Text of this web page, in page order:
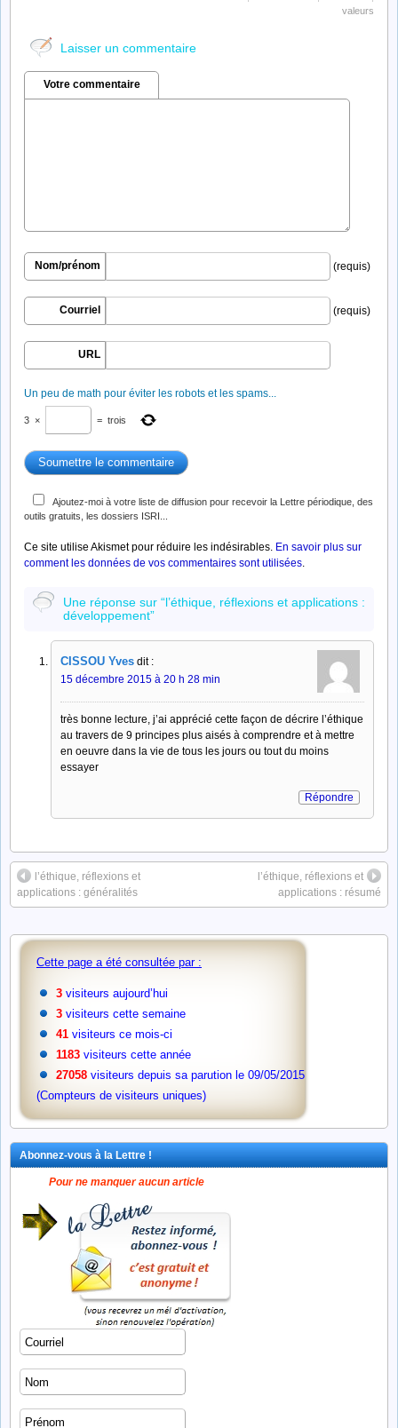
valeurs
Laisser un commentaire
Votre commentaire
Nom/prénom (requis)
Courriel (requis)
URL
Un peu de math pour éviter les robots et les spams...
3 × = trois
Ajoutez-moi à votre liste de diffusion pour recevoir la Lettre périodique, des
outils gratuits, les dossiers ISRI...
Ce site utilise Akismet pour réduire les indésirables. En savoir plus sur
comment les données de vos commentaires sont utilisées
Une réponse sur “l’éthique, réflexions et applications :
développement”
CISSOU Yves dit :
15 décembre 2015 à 20 h 28 min
très bonne lecture, j’ai apprécié cette façon de décrire l’éthique
au travers de 9 principes plus aisés à comprendre et à mettre
en oeuvre dans la vie de tous les jours ou tout du moins
essayer
Répondre
l’éthique, réflexions et
applications : généralités
l’éthique, réflexions et
applications : résumé
Cette page a été consultée par :
3 visiteurs aujourd’hui
3 visiteurs cette semaine
41 visiteurs ce mois-ci
1183 visiteurs cette année
27058 visiteurs depuis sa parution le 09/05/2015
(Compteurs de visiteurs uniques)
Abonnez-vous à la Lettre !
Pour ne manquer aucun article